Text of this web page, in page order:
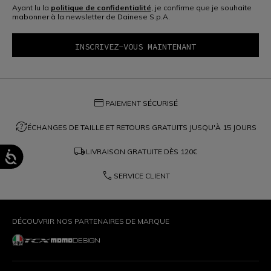
Ayant lu la politique de confidentialité, je confirme que je souhaite
mabonner à la newsletter de Dainese S.p.A.
credit_card PAIEMENT SÉCURISÉ
question_exchangeÉCHANGES DE TAILLE ET RETOURS GRATUITS JUSQU'À 15 JOURS
local_shipping LIVRAISON GRATUITE DÈS 120€
phone SERVICE CLIENT
DÉCOUVRIR NOS PARTENAIRES DE MARQUE